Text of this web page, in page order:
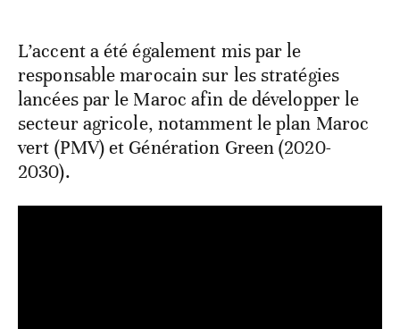
L’accent a été également mis par le
responsable marocain sur les stratégies
lancées par le Maroc afin de développer le
secteur agricole, notamment le plan Maroc
vert (PMV) et Génération Green (2020-
2030).